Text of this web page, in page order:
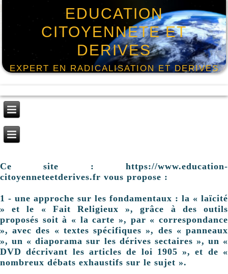
EDUCATION
CITOYENNETE ET
DERIVES
EXPERT EN RADICALISATION ET DERIVES
Ce site : https://www.education-
citoyenneteetderives.fr vous propose :
1 - une approche sur les fondamentaux : la « laïcité
» et le « Fait Religieux », grâce à des outils
proposés soit à « la carte », par « correspondance
», avec des « textes spécifiques », des « panneaux
», un « diaporama sur les dérives sectaires », un «
DVD décrivant les articles de loi 1905 », et de «
nombreux débats exhaustifs sur le sujet ».